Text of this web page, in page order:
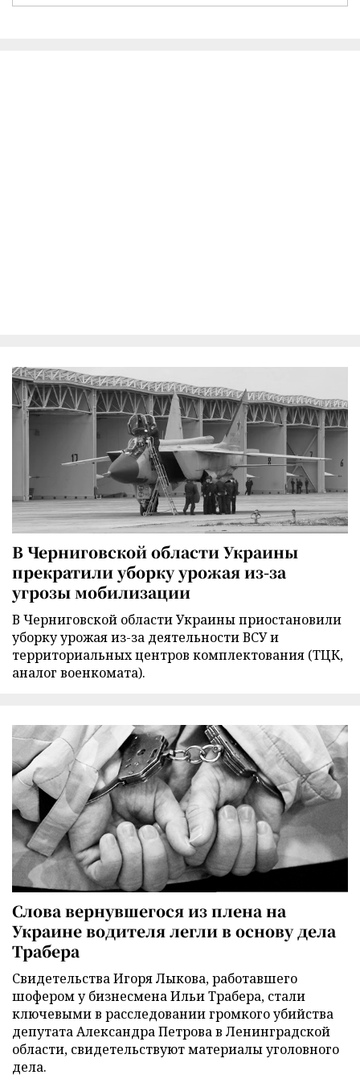
В Черниговской области Украины
прекратили уборку урожая из-за
угрозы мобилизации
В Черниговской области Украины приостановили
уборку урожая из-за деятельности ВСУ и
территориальных центров комплектования (ТЦК,
аналог военкомата).
Слова вернувшегося из плена на
Украине водителя легли в основу дела
Трабера
Свидетельства Игоря Лыкова, работавшего
шофером у бизнесмена Ильи Трабера, стали
ключевыми в расследовании громкого убийства
депутата Александра Петрова в Ленинградской
области, свидетельствуют материалы уголовного
дела.